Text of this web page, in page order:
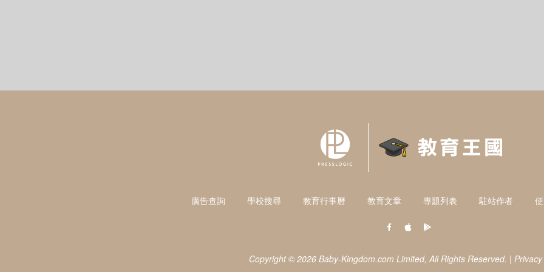
廣告查詢 學校搜尋 教育行事曆 教育文章 專題列表 駐站作者
Copyright © 2026 Baby-Kingdom.com Limited, All Rights Reserved. |